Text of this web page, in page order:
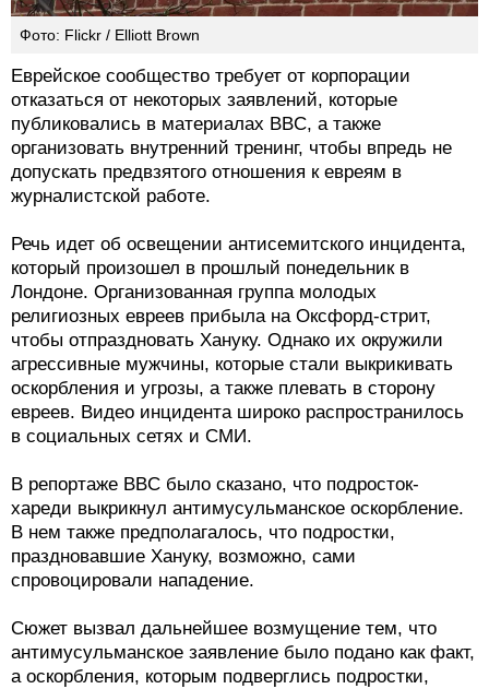
Фото: Flickr / Elliott Brown
Еврейское сообщество требует от корпорации
отказаться от некоторых заявлений, которые
публиковались в материалах BBC, а также
организовать внутренний тренинг, чтобы впредь не
допускать предвзятого отношения к евреям в
журналистской работе.
Речь идет об освещении антисемитского инцидента,
который произошел в прошлый понедельник в
Лондоне. Организованная группа молодых
религиозных евреев прибыла на Оксфорд-стрит,
чтобы отпраздновать Хануку. Однако их окружили
агрессивные мужчины, которые стали выкрикивать
оскорбления и угрозы, а также плевать в сторону
евреев. Видео инцидента широко распространилось
в социальных сетях и СМИ.
В репортаже BBC было сказано, что подросток-
хареди выкрикнул антимусульманское оскорбление.
В нем также предполагалось, что подростки,
праздновавшие Хануку, возможно, сами
спровоцировали нападение.
Сюжет вызвал дальнейшее возмущение тем, что
антимусульманское заявление было подано как факт,
а оскорбления, которым подверглись подростки,